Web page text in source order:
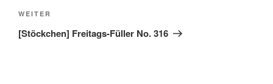
Nächster
Beitrag
WEITER
[Stöckchen] Freitags-Füller No. 316